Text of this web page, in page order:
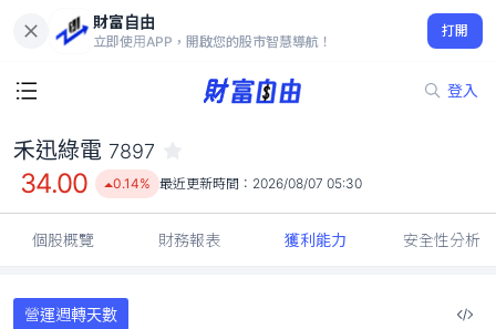
財富自由
立即使用APP，開啟您的股市智慧導航！
打開
登入
34.00
0.14%
禾迅綠電 7897
34.00 0.14% 最近更新時間： 2026/08/07 05:30
個股概覽 財務報表 獲利能力 安全性分析
營運週轉天數